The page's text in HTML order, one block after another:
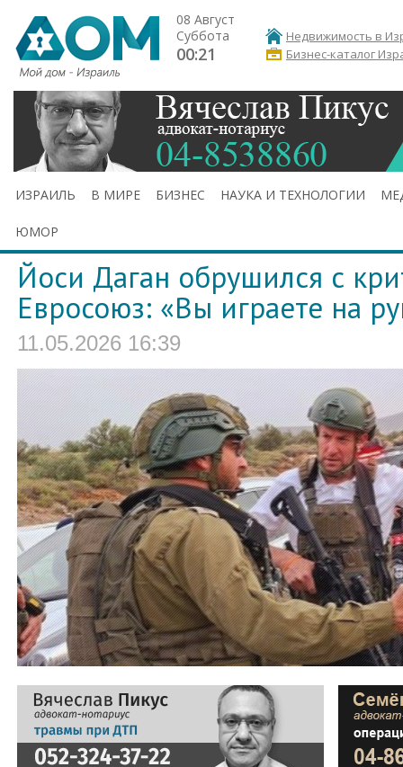
08 Август
Суббота
00:21
Недвижимость в
Бизнес-каталог
ИЗРАИЛЬ В МИРЕ БИЗНЕС НАУКА И ТЕХНОЛОГИИ
ЮМОР
Йоси Даган обрушился с
Евросоюз: «Вы играете на
11.05.2026 16:39